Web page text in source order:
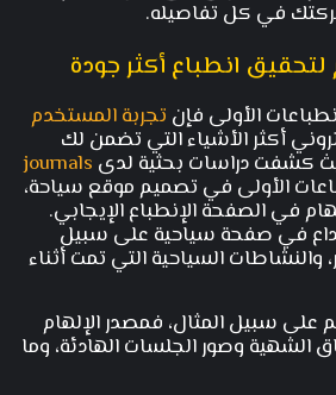
في كل تفاصيله.
انطباع أكثر جودة
الأولى فإن تجربة المستخدم
أكثر الأشياء التي تضمن لك
كشفت دراسات بحثية لدى journals
الأولى في تصميم موقع سياحة،
في الصفحة الإنطباع الإيجابي.
في صفحة سياحية على سبيل
والنشاطات السياحية التي تمت أثناء
سبيل المثال، فمصدر الإلهام
الشهية وصور الجلسات الهادئة، وما